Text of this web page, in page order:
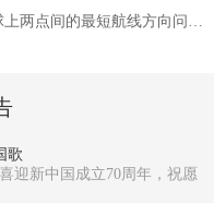
地球上两点间的最短航线方向问题...
歌
新中国成立70周年，祝愿